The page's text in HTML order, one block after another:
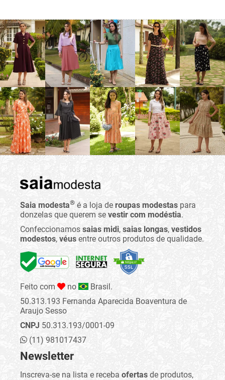
Saia modesta® é a loja de roupas modestas para
donzelas que querem se vestir com modéstia.
Confeccionamos saias midi, saias longas, vestidos
modestos, véus entre outros produtos de qualidade.
Feito com no
Brasil.
50.313.193 Fernanda Aparecida Boaventura de
Araujo Sesso
CNPJ50.313.193/0001-09
(11) 981017437
Newsletter
Inscreva-se na lista e receba ofertas de produtos,